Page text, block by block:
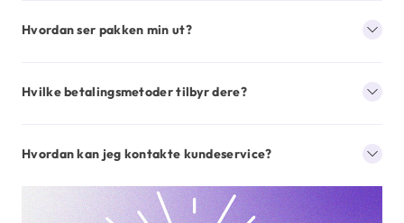
Hvordan ser pakken min ut?
Hvilke betalingsmetoder tilbyr dere?
Hvordan kan jeg kontakte kundeservice?